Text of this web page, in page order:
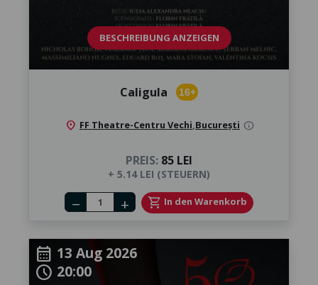
BESCHREIBUNG ANZEIGEN
Caligula 16+
location_on FF Theatre-Centru Vechi București info
PREIS: 85 LEI
+ 5.14 LEI (STEUERN)
Number of tickets
remove add shopping_cart In den Warenkorb
calendar_month 13 Aug 2026
schedule 20:00